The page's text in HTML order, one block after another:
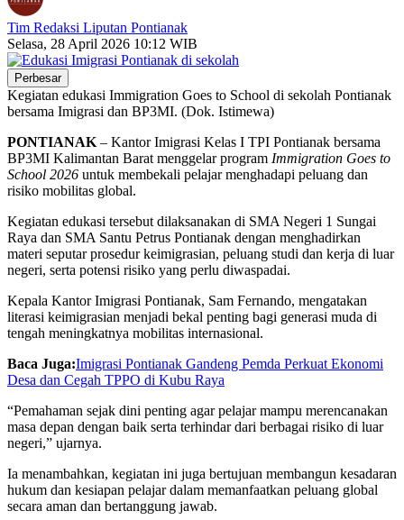
Tim Redaksi Liputan Pontianak
Selasa, 28 April 2026 10:12 WIB
Perbesar
Kegiatan edukasi Immigration Goes to School di sekolah Pontianak
bersama Imigrasi dan BP3MI. (Dok. Istimewa)
PONTIANAK – Kantor Imigrasi Kelas I TPI Pontianak bersama
BP3MI Kalimantan Barat menggelar program Immigration Goes to
School 2026 untuk membekali pelajar menghadapi peluang dan
risiko mobilitas global.
Kegiatan edukasi tersebut dilaksanakan di SMA Negeri 1 Sungai
Raya dan SMA Santu Petrus Pontianak dengan menghadirkan
materi seputar prosedur keimigrasian, peluang studi dan kerja di luar
negeri, serta potensi risiko yang perlu diwaspadai.
Kepala Kantor Imigrasi Pontianak, Sam Fernando, mengatakan
literasi keimigrasian menjadi bekal penting bagi generasi muda di
tengah meningkatnya mobilitas internasional.
Baca Juga:Imigrasi Pontianak Gandeng Pemda Perkuat Ekonomi
Desa dan Cegah TPPO di Kubu Raya
“Pemahaman sejak dini penting agar pelajar mampu merencanakan
masa depan dengan baik serta terhindar dari berbagai risiko di luar
negeri,” ujarnya.
Ia menambahkan, kegiatan ini juga bertujuan membangun kesadaran
hukum dan kesiapan pelajar dalam memanfaatkan peluang global
secara aman dan bertanggung jawab.